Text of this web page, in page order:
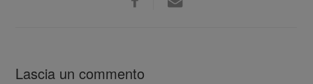
Lascia un commento